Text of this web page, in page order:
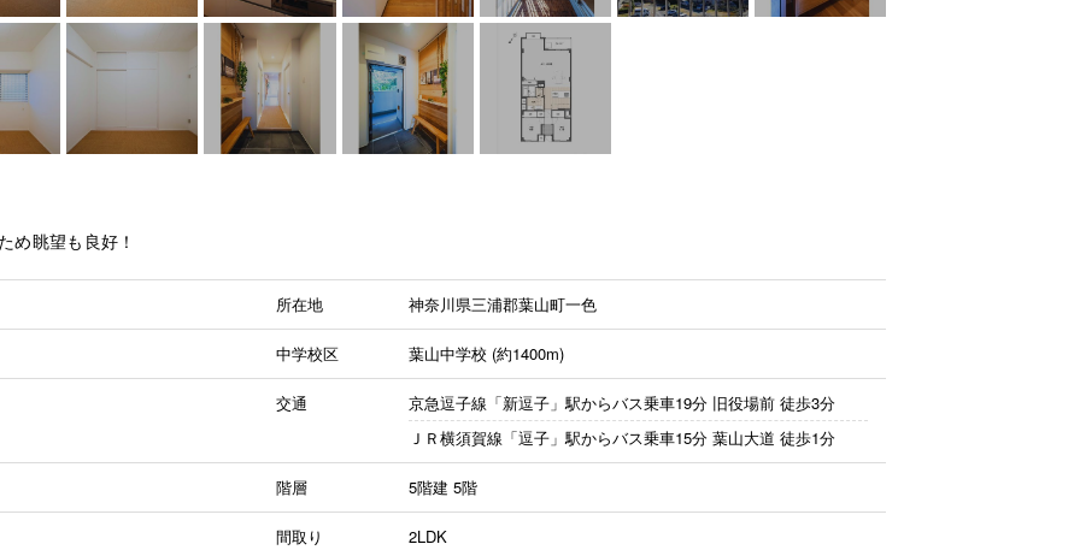
め眺望も良好！
所在地 神奈川県三浦郡葉山町一色
中学校区 葉山中学校 (約1400m)
交通 京急逗子線「新逗子」駅からバス乗車19分 旧役場前 徒歩3分
ＪＲ横須賀線「逗子」駅からバス乗車15分 葉山大道 徒歩1分
階層 5階建 5階
間取り 2LDK